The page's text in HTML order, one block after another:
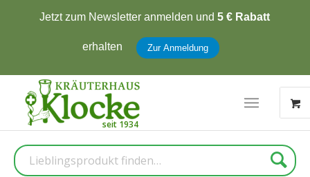
Jetzt zum Newsletter anmelden und5 € Rabatt
erhalten Zur Anmeldung
Suche